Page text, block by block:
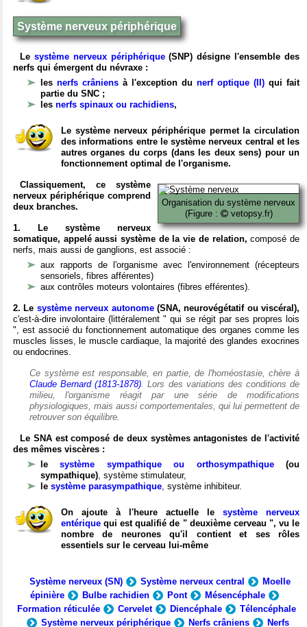
Système nerveux périphérique
Le système nerveux périphérique(SNP) désigne l'ensemble des
nerfs qui émergent du névraxe :
les nerfs crâniens à l'exception du nerf optique (II) qui fait
partie du SNC ;
les nerfs spinaux ou rachidiens,
Le système nerveux périphérique permet la circulation
des informations entre le système nerveux central et les
autres organes du corps (dans les deux sens) pour un
fonctionnement optimal de l'organisme.
Organisation du système nerveux
(Figure :
vetopsy.fr)
Classiquement, ce système
nerveux périphérique comprend
deux branches.
1. Le système nerveux
somatique, appelé aussi système de la vie de relation, composé de
nerfs, mais aussi de ganglions, est associé :
aux rapports de l'organisme avec l'environnement (récepteurs
sensoriels, fibres afférentes)
aux contrôles moteurs volontaires (fibres efférentes).
2. Le système nerveux autonome(SNA, neurovégétatif ou viscéral),
c'est-à-dire involontaire (littéralement " qui se régit par ses propres lois
", est associé du fonctionnement automatique des organes comme les
muscles lisses, le muscle cardiaque, la majorité des glandes exocrines
ou endocrines.
Ce système est responsable, en partie, de l'homéostasie, chère à
Claude Bernard (1813-1878). Lors des variations des conditions de
milieu, l'organisme réagit par une série de modifications
physiologiques, mais aussi comportementales, qui lui permettent de
retrouver son équilibre.
Le SNA est composé de deux systèmes antagonistes de l'activité
des mêmes viscères :
lesystème sympathique ou orthosympathique(ou
sympathique), système stimulateur,
le système parasympathique, système inhibiteur.
On ajoute à l'heure actuelle le système nerveux
entérique qui est qualifié de " deuxième cerveau ", vu le
nombre de neurones qu'il contient et ses rôles
essentiels sur le cerveau lui-même
Système nerveux (SN) Système nerveux central
Moelle
épinière
Bulbe rachidien Pont
Mésencéphale
Formation réticulée
Cervelet Diencéphale
Télencéphale
Système nerveux périphérique
Nerfs crâniens
Nerfs